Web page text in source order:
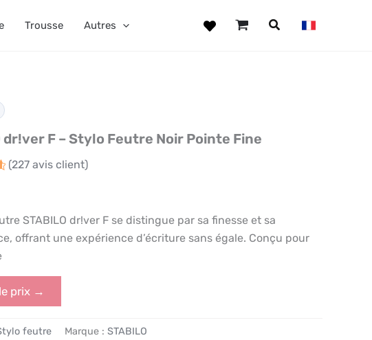
Trousse Autres
dr!ver F – Stylo Feutre Noir Pointe Fine
(227 avis client)
STABILO dr!ver F se distingue par sa finesse et sa
offrant une expérience d’écriture sans égale. Conçu pour
prix →
feutre Marque : STABILO